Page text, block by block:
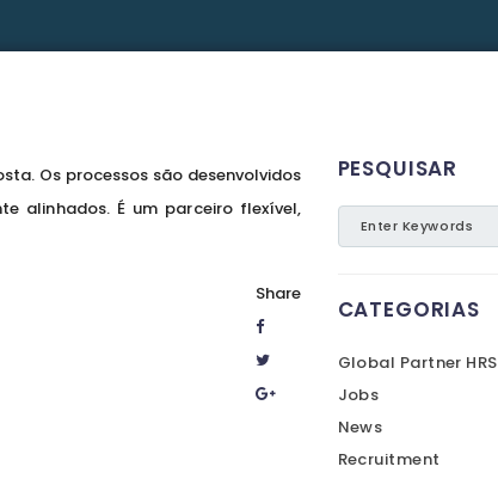
Os processos são desenvolvidos
alinhados. É um parceiro flexível,
Share
PESQUISAR
CATEGORIAS
Global Partner HRS
Jobs
News
Recruitment